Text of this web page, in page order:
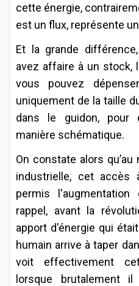
cette énergie,
est un flux, représente
Et la grande
avez affaire à un stock,
vous pouvez
uniquement de la taille
dans le guidon, pour
manière schématique.
On constate alors
industrielle, cet accès
permis
rappel, avant la
apport d'énergie qui
humain arrive à taper
voit effectivement
lorsque brutalement il